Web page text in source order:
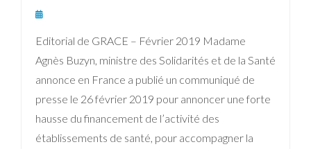
Editorial de GRACE – Février 2019 Madame
Agnès Buzyn, ministre des Solidarités et de la Santé
annonce en France a publié un communiqué de
presse le 26 février 2019 pour annoncer une forte
hausse du financement de l’activité des
établissements de santé, pour accompagner la